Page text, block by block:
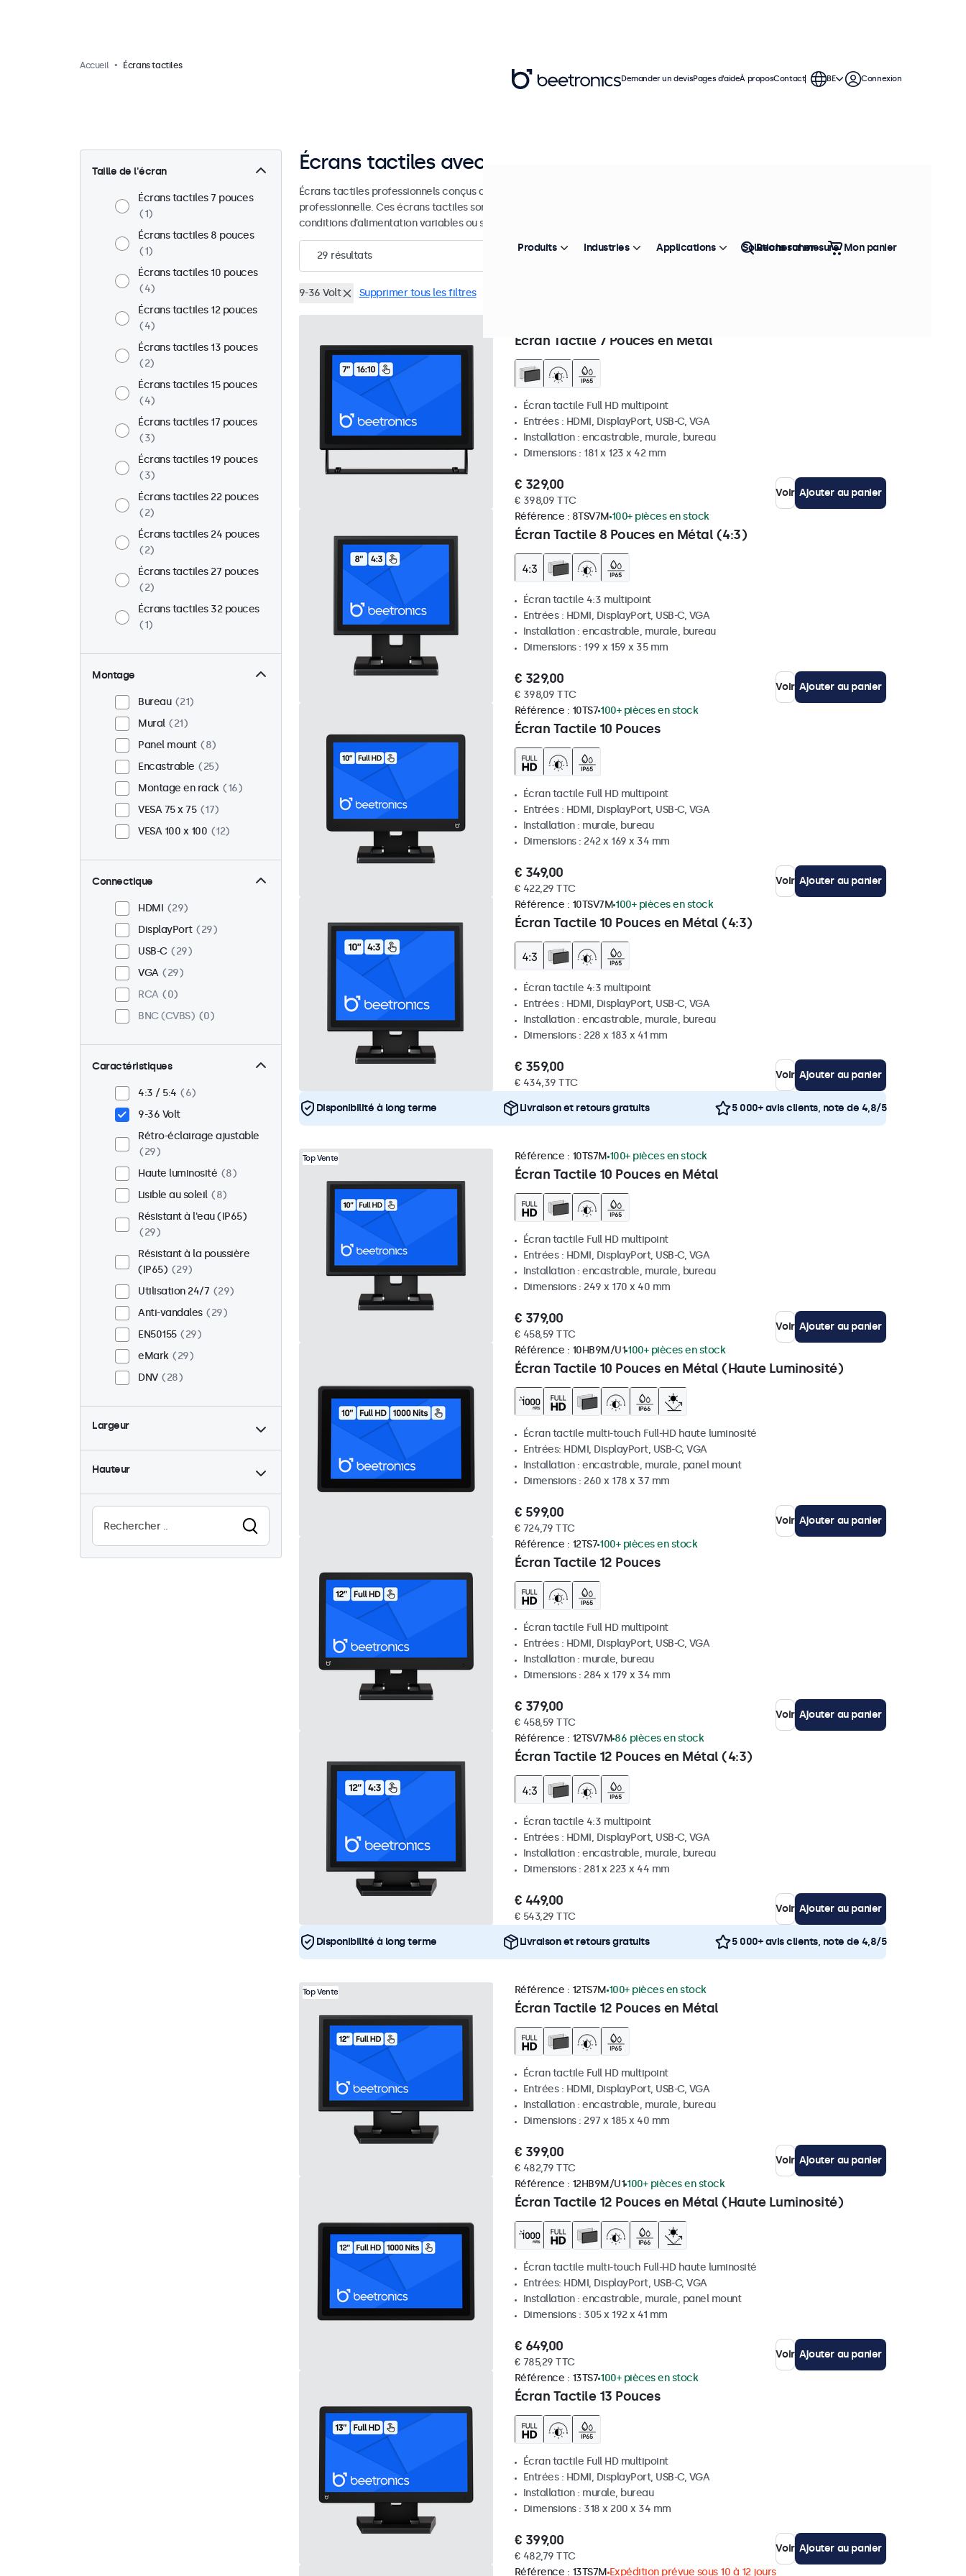
Accueil Écrans tactiles
Taille de l'écran
Écrans tactiles 7 pouces
1
Écrans tactiles 8 pouces
1
Écrans tactiles 10 pouces
4
Écrans tactiles 12 pouces
4
Écrans tactiles 13 pouces
2
Écrans tactiles 15 pouces
4
Écrans tactiles 17 pouces
3
Écrans tactiles 19 pouces
3
Écrans tactiles 22 pouces
2
Écrans tactiles 24 pouces
2
Écrans tactiles 27 pouces
2
Écrans tactiles 32 pouces
1
Montage
Bureau
21
Mural
21
Panel mount
8
Encastrable
25
Montage en rack
16
VESA 75 x 75
17
VESA 100 x 100
12
Connectique
HDMI
29
DisplayPort
29
USB-C
29
VGA
29
RCA
0
BNC (CVBS)
0
Caractéristiques
4:3 / 5:4
6
9-36 Volt
Rétro-éclairage ajustable
29
Haute luminosité
8
Lisible au soleil
8
Résistant à l'eau (IP65)
29
Résistant à la poussière
(IP65)
29
Utilisation 24/7
29
Anti-vandales
29
EN50155
29
eMark
29
DNV
28
Largeur
Hauteur
Écrans tactiles avec large plage d’entrée DC
Écrans tactiles professionnels conçus avec une large tolérance d’entrée DC pour une intégration
professionnelle. Ces écrans tactiles sont conçus avec une tolérance matérielle interne afin d’accepter des
conditions d’alimentation variables ou sur batterie.
29 résultats Top vente
9-36 Volt Supprimer tous les filtres
Écran Tactile 7 Pouces en Métal
Écran tactile Full HD multipoint
Entrées : HDMI, DisplayPort, USB-C, VGA
Installation : encastrable, murale, bureau
Dimensions : 181 x 123 x 42 mm
€ 329,00
€ 398,09 TTC
Voir Ajouter au panier
Écran Tactile 8 Pouces en Métal (4:3)
Référence : 8TSV7M 100+ pièces en stock
Écran tactile 4:3 multipoint
Entrées : HDMI, DisplayPort, USB-C, VGA
Installation : encastrable, murale, bureau
Dimensions : 199 x 159 x 35 mm
€ 329,00
€ 398,09 TTC
Voir Ajouter au panier
Écran Tactile 10 Pouces
Référence : 10TS7 100+ pièces en stock
Écran tactile Full HD multipoint
Entrées : HDMI, DisplayPort, USB-C, VGA
Installation : murale, bureau
Dimensions : 242 x 169 x 34 mm
€ 349,00
€ 422,29 TTC
Voir Ajouter au panier
Écran Tactile 10 Pouces en Métal (4:3)
Référence : 10TSV7M 100+ pièces en stock
Écran tactile 4:3 multipoint
Entrées : HDMI, DisplayPort, USB-C, VGA
Installation : encastrable, murale, bureau
Dimensions : 228 x 183 x 41 mm
€ 359,00
€ 434,39 TTC
Voir Ajouter au panier
Disponibilité à long terme Livraison et retours gratuits 5 000+ avis clients, note de 4,8/5
Top Vente
Écran Tactile 10 Pouces en Métal
Référence : 10TS7M 100+ pièces en stock
Écran tactile Full HD multipoint
Entrées : HDMI, DisplayPort, USB-C, VGA
Installation : encastrable, murale, bureau
Dimensions : 249 x 170 x 40 mm
€ 379,00
€ 458,59 TTC
Voir Ajouter au panier
Écran Tactile 10 Pouces en Métal (Haute Luminosité)
Référence : 10HB9M/U1 100+ pièces en stock
Écran tactile multi-touch Full-HD haute luminosité
Entrées: HDMI, DisplayPort, USB-C, VGA
Installation : encastrable, murale, panel mount
Dimensions : 260 x 178 x 37 mm
€ 599,00
€ 724,79 TTC
Voir Ajouter au panier
Écran Tactile 12 Pouces
Référence : 12TS7 100+ pièces en stock
Écran tactile Full HD multipoint
Entrées : HDMI, DisplayPort, USB-C, VGA
Installation : murale, bureau
Dimensions : 284 x 179 x 34 mm
€ 379,00
€ 458,59 TTC
Voir Ajouter au panier
Écran Tactile 12 Pouces en Métal (4:3)
Référence : 12TSV7M 86 pièces en stock
Écran tactile 4:3 multipoint
Entrées : HDMI, DisplayPort, USB-C, VGA
Installation : encastrable, murale, bureau
Dimensions : 281 x 223 x 44 mm
€ 449,00
€ 543,29 TTC
Voir Ajouter au panier
Disponibilité à long terme Livraison et retours gratuits 5 000+ avis clients, note de 4,8/5
Top Vente
Écran Tactile 12 Pouces en Métal
Référence : 12TS7M 100+ pièces en stock
Écran tactile Full HD multipoint
Entrées : HDMI, DisplayPort, USB-C, VGA
Installation : encastrable, murale, bureau
Dimensions : 297 x 185 x 40 mm
€ 399,00
€ 482,79 TTC
Voir Ajouter au panier
Écran Tactile 12 Pouces en Métal (Haute Luminosité)
Référence : 12HB9M/U1 100+ pièces en stock
Écran tactile multi-touch Full-HD haute luminosité
Entrées: HDMI, DisplayPort, USB-C, VGA
Installation : encastrable, murale, panel mount
Dimensions : 305 x 192 x 41 mm
€ 649,00
€ 785,29 TTC
Voir Ajouter au panier
Écran Tactile 13 Pouces
Référence : 13TS7 100+ pièces en stock
Écran tactile Full HD multipoint
Entrées : HDMI, DisplayPort, USB-C, VGA
Installation : murale, bureau
Dimensions : 318 x 200 x 34 mm
€ 399,00
€ 482,79 TTC
Voir Ajouter au panier
Référence : 13TS7M Expédition prévue sous 10 à 12 jours
Demander un devisPages d’aideÀ proposContact BE Connexion
Produits Industries Applications Solutions sur mesure
Rechercher Mon panier